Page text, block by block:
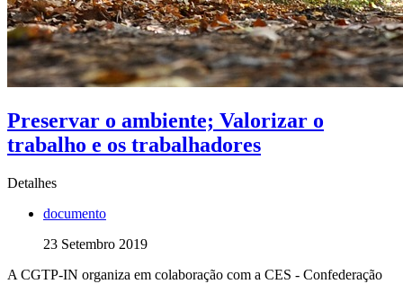
Preservar o ambiente; Valorizar o
trabalho e os trabalhadores
Detalhes
documento
23 Setembro 2019
A CGTP-IN organiza em colaboração com a CES - Confederação